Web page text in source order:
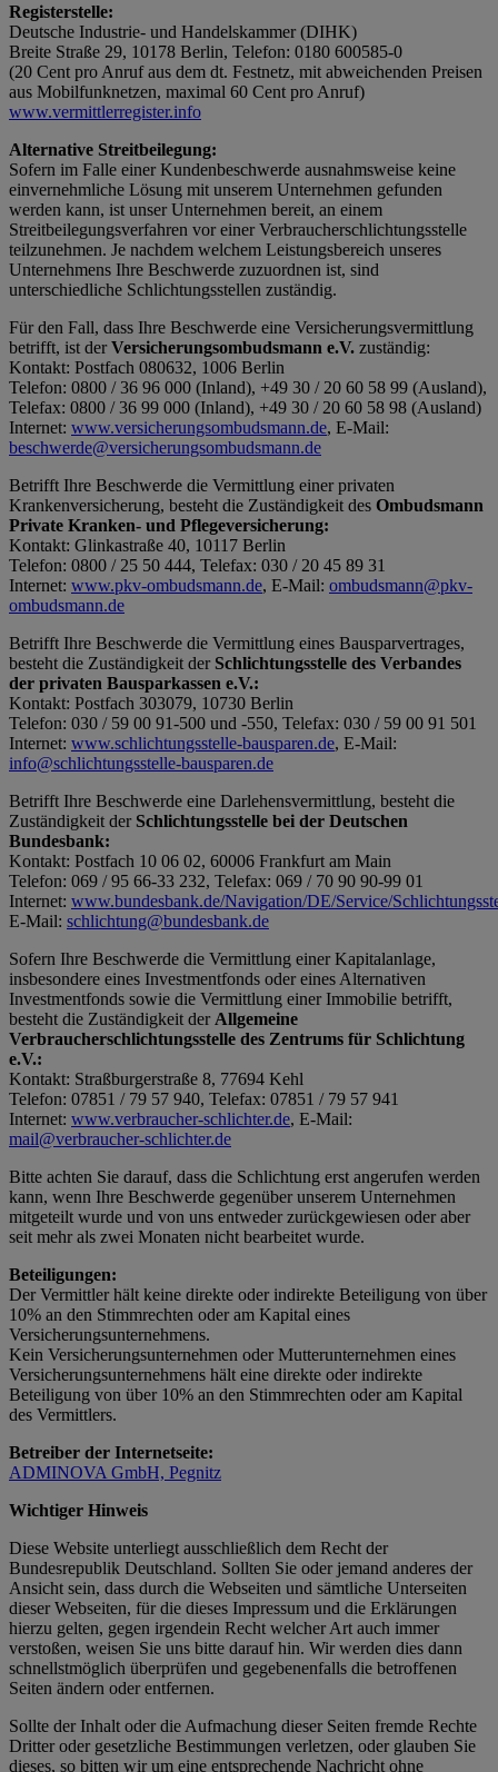
Registerstelle:
Deutsche Industrie- und Handelskammer (DIHK)
Breite Straße 29, 10178 Berlin, Telefon: 0180 600585-0
(20 Cent pro Anruf aus dem dt. Festnetz, mit abweichenden Preisen
aus Mobilfunknetzen, maximal 60 Cent pro Anruf)
www.vermittlerregister.info
Alternative Streitbeilegung:
Sofern im Falle einer Kundenbeschwerde ausnahmsweise keine
einvernehmliche Lösung mit unserem Unternehmen gefunden
werden kann, ist unser Unternehmen bereit, an einem
Streitbeilegungsverfahren vor einer Verbraucherschlichtungsstelle
teilzunehmen. Je nachdem welchem Leistungsbereich unseres
Unternehmens Ihre Beschwerde zuzuordnen ist, sind
unterschiedliche Schlichtungsstellen zuständig.
Für den Fall, dass Ihre Beschwerde eine Versicherungsvermittlung
betrifft, ist derVersicherungsombudsmann e.V. zuständig:
Kontakt: Postfach 080632, 1006 Berlin
Telefon: 0800 / 36 96 000 (Inland), +49 30 / 20 60 58 99 (Ausland),
Telefax: 0800 / 36 99 000 (Inland), +49 30 / 20 60 58 98 (Ausland)
Internet: www.versicherungsombudsmann.de, E-Mail:
beschwerde@versicherungsombudsmann.de
Betrifft Ihre Beschwerde die Vermittlung einer privaten
Krankenversicherung, besteht die Zuständigkeit des Ombudsmann
Private Kranken- und Pflegeversicherung:
Kontakt: Glinkastraße 40, 10117 Berlin
Telefon: 0800 / 25 50 444, Telefax: 030 / 20 45 89 31
Internet: www.pkv-ombudsmann.de, E-Mail: ombudsmann@pkv-
ombudsmann.de
Betrifft Ihre Beschwerde die Vermittlung eines Bausparvertrages,
besteht die Zuständigkeit derSchlichtungsstelle des Verbandes
der privaten Bausparkassen e.V.:
Kontakt: Postfach 303079, 10730 Berlin
Telefon: 030 / 59 00 91-500 und -550, Telefax: 030 / 59 00 91 501
Internet: www.schlichtungsstelle-bausparen.de, E-Mail:
info@schlichtungsstelle-bausparen.de
Betrifft Ihre Beschwerde eine Darlehensvermittlung, besteht die
Zuständigkeit der Schlichtungsstelle bei der Deutschen
Bundesbank:
Kontakt: Postfach 10 06 02, 60006 Frankfurt am Main
Telefon: 069 / 95 66-33 232, Telefax: 069 / 70 90 90-99 01
Internet: www.bundesbank.de/Navigation/DE/Service/
E-Mail: schlichtung@bundesbank.de
Sofern Ihre Beschwerde die Vermittlung einer Kapitalanlage,
insbesondere eines Investmentfonds oder eines Alternativen
Investmentfonds sowie die Vermittlung einer Immobilie betrifft,
besteht die Zuständigkeit der Allgemeine
Verbraucherschlichtungsstelle des Zentrums für Schlichtung
e.V.:
Kontakt: Straßburgerstraße 8, 77694 Kehl
Telefon: 07851 / 79 57 940, Telefax: 07851 / 79 57 941
Internet: www.verbraucher-schlichter.de, E-Mail:
mail@verbraucher-schlichter.de
Bitte achten Sie darauf, dass die Schlichtung erst angerufen werden
kann, wenn Ihre Beschwerde gegenüber unserem Unternehmen
mitgeteilt wurde und von uns entweder zurückgewiesen oder aber
seit mehr als zwei Monaten nicht bearbeitet wurde.
Beteiligungen:
Der Vermittler hält keine direkte oder indirekte Beteiligung von über
10% an den Stimmrechten oder am Kapital eines
Versicherungsunternehmens.
Kein Versicherungsunternehmen oder Mutterunternehmen eines
Versicherungsunternehmens hält eine direkte oder indirekte
Beteiligung von über 10% an den Stimmrechten oder am Kapital
des Vermittlers.
Betreiber der Internetseite:
ADMINOVA GmbH, Pegnitz
Wichtiger Hinweis
Diese Website unterliegt ausschließlich dem Recht der
Bundesrepublik Deutschland. Sollten Sie oder jemand anderes der
Ansicht sein, dass durch die Webseiten und sämtliche Unterseiten
dieser Webseiten, für die dieses Impressum und die Erklärungen
hierzu gelten, gegen irgendein Recht welcher Art auch immer
verstoßen, weisen Sie uns bitte darauf hin. Wir werden dies dann
schnellstmöglich überprüfen und gegebenenfalls die betroffenen
Seiten ändern oder entfernen.
Sollte der Inhalt oder die Aufmachung dieser Seiten fremde Rechte
Dritter oder gesetzliche Bestimmungen verletzen, oder glauben Sie
dieses, so bitten wir um eine entsprechende Nachricht ohne